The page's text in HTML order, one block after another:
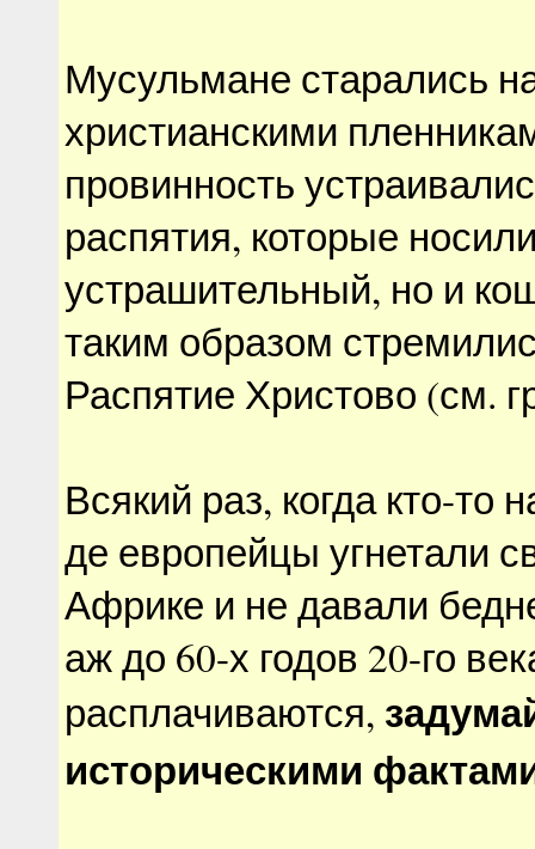
Мусульмане старались
христианскими
провинность
распятия, которые
устрашительный, но и
таким образом
Распятие Христово (см.
Всякий раз, когда кто-то
де европейцы угнетали
Африке и не давали
аж до 60-х годов 20-го
расплачиваются,
историческими